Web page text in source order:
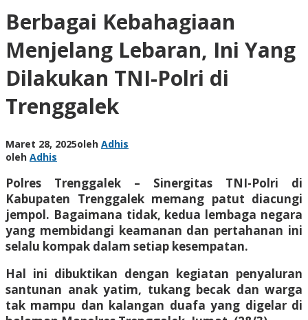
Berbagai Kebahagiaan
Menjelang Lebaran, Ini Yang
Dilakukan TNI-Polri di
Trenggalek
Maret 28, 2025oleh Adhis
oleh Adhis
Polres Trenggalek – Sinergitas TNI-Polri di
Kabupaten Trenggalek memang patut diacungi
jempol. Bagaimana tidak, kedua lembaga negara
yang membidangi keamanan dan pertahanan ini
selalu kompak dalam setiap kesempatan.
Hal ini dibuktikan dengan kegiatan penyaluran
santunan anak yatim, tukang becak dan warga
tak mampu dan kalangan duafa yang digelar di